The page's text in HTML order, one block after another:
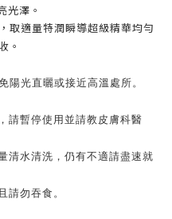
光澤。
取適量特潤瞬導超級精華均勻
。
陽光直曬或接近高溫處所。
請暫停使用並請教皮膚科醫
清水清洗，仍有不適請盡速就
請勿吞食。